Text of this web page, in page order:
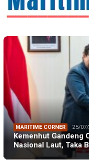
MARITIME CORNER 25/
Kemenhut Gandeng
Nasional Laut, Taka